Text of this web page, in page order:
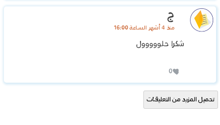
ج
منذ 4 أشهر الساعة 16:00
شكرا حلووووول
0
تحميل المزيد من التعليقات